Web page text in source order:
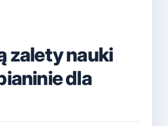
zalety nauki
dla